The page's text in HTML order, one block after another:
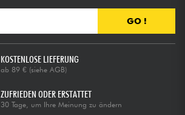
GO !
KOSTENLOSE LIEFERUNG
ab 89 € (siehe AGB)
ZUFRIEDEN ODER ERSTATTET
30 Tage, um Ihre Meinung zu ändern